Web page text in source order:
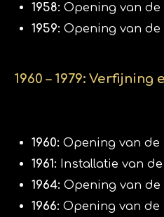
1958: Opening van de
1959: Opening van de
​1960 – 1979: Verfijning
1960: Opening van de
1961: Installatie van
1964: Opening van de
1966: Opening van de